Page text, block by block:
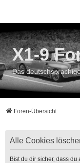
X1-9
Das
Foren-Übersicht
Alle Cookies
Bist du dir sicher, dass